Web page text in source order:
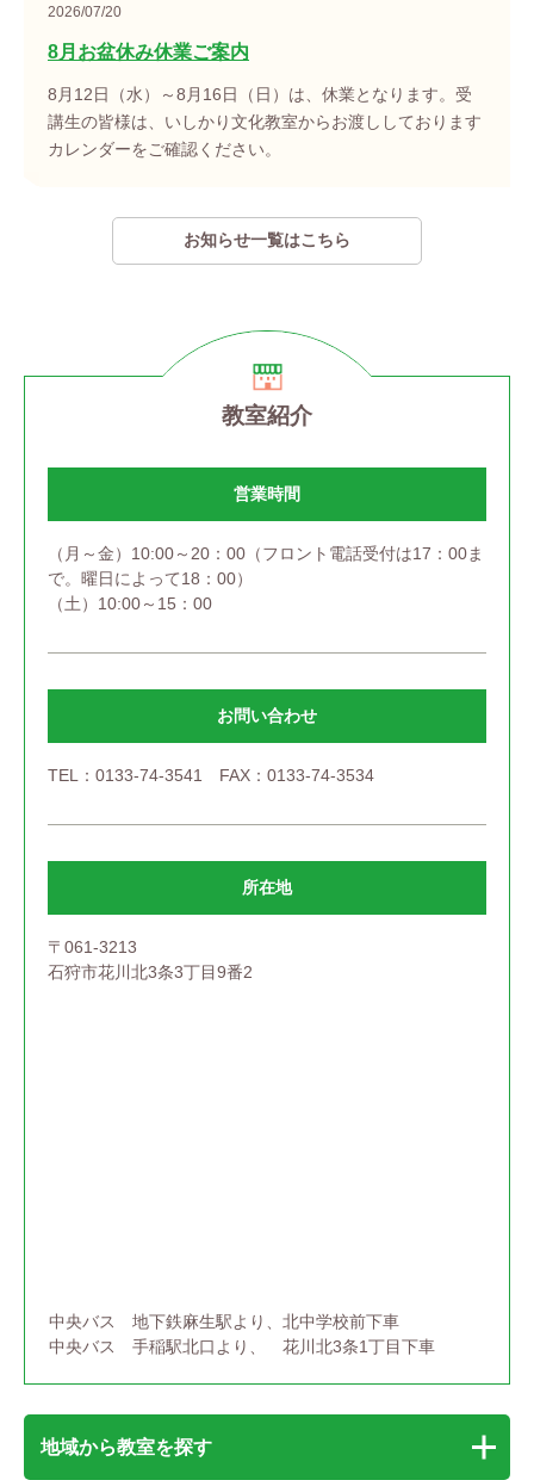
2026/07/20
8月お盆休み休業ご案内
8月12日（水）～8月16日（日）は、休業となります。受
講生の皆様は、いしかり文化教室からお渡ししております
カレンダーをご確認ください。
お知らせ一覧はこちら
教室紹介
営業時間
（月～金）10:00～20：00（フロント電話受付は17：00ま
で。曜日によって18：00）
（土）10:00～15：00
お問い合わせ
TEL：0133-74-3541 FAX：0133-74-3534
所在地
〒061-3213
石狩市花川北3条3丁目9番2
中央バス 地下鉄麻生駅より、北中学校前下車
中央バス 手稲駅北口より、 花川北3条1丁目下車
地域から教室を探す